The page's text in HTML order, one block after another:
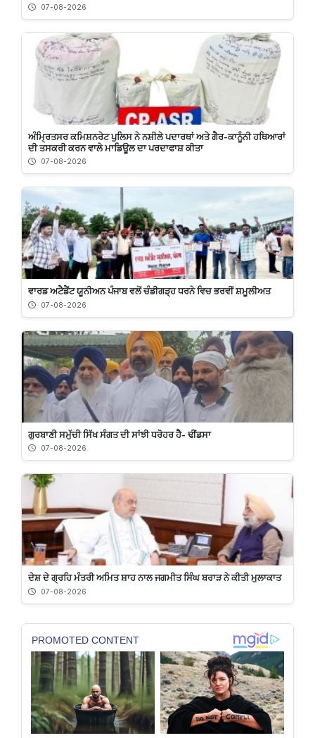
07-08-2026
ਅੰਮ੍ਰਿਤਸਰ ਕਮਿਸ਼ਨਰੇਟ ਪੁਲਿਸ ਨੇ ਨਸ਼ੀਲੇ ਪਦਾਰਥਾਂ ਅਤੇ ਗੈਰ-ਕਾਨੂੰਨੀ ਹਥਿਆਰਾਂ
ਦੀ ਤਸਕਰੀ ਕਰਨ ਵਾਲੇ ਮਾਡਿਊਲ ਦਾ ਪਰਦਾਫਾਸ਼ ਕੀਤਾ
07-08-2026
ਵਾਰਡ ਅਟੈਡੈਂਟ ਯੂਨੀਅਨ ਪੰਜਾਬ ਵਲੋਂ ਚੰਡੀਗੜ੍ਹ ਧਰਨੇ ਵਿਚ ਭਰਵੀਂ ਸ਼ਮੂਲੀਅਤ
07-08-2026
ਗੁਰਬਾਣੀ ਸਮੁੱਚੀ ਸਿੱਖ ਸੰਗਤ ਦੀ ਸਾਂਝੀ ਧਰੋਹਰ ਹੈ- ਢੀਂਡਸਾ
07-08-2026
ਦੇਸ਼ ਦੇ ਗ੍ਰਹਿ ਮੰਤਰੀ ਅਮਿਤ ਸ਼ਾਹ ਨਾਲ ਜਗਮੀਤ ਸਿੰਘ ਬਰਾੜ ਨੇ ਕੀਤੀ ਮੁਲਾਕਾਤ
07-08-2026